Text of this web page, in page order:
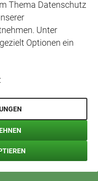
eigene Ideen
Ganzen sind.
für diesen besonderen
CAP-Marktes
Zusammenhalt und
Thema Datenschutz
Unter
Optionen ein